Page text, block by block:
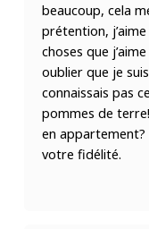
beaucoup, cela
prétention,
choses que
oublier que je
connaissais pas
pommes de
en appartement?
votre fidélité.